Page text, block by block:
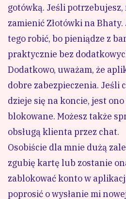
gotówką. Jeśli
zamienić Złotówki na
tego robić, bo pieniądze z
praktycznie bez
Dodatkowo, uważam, że
dobre zabezpieczenia. Jeśli
dzieje się na koncie, jest
blokowane. Możesz także
obsługą klienta przez chat.
Osobiście dla mnie dużą
zgubię kartę lub zostanie
zablokować konto w
poprosić o wysłanie mi